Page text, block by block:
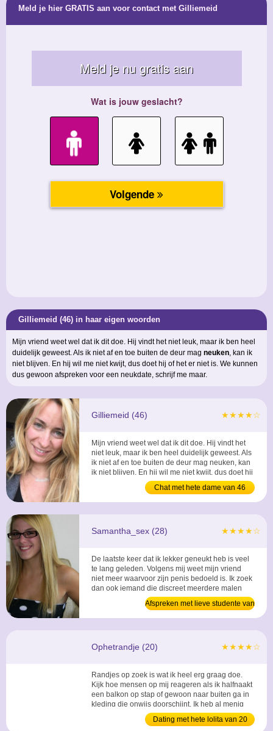
Meld je hier GRATIS aan voor contact met Gilliemeid
Gilliemeid (46) in haar eigen woorden
Mijn vriend weet wel dat ik dit doe. Hij vindt het niet leuk, maar ik ben heel
duidelijk geweest. Als ik niet af en toe buiten de deur mag neuken, kan ik
niet blijven. En hij wil me niet kwijt, dus doet hij of het er niet is. We kunnen
dus gewoon afspreken voor een neukdate, schrijf me maar.
★★★★☆
Gilliemeid (46)
Mijn vriend weet wel dat ik dit doe. Hij vindt het
niet leuk, maar ik ben heel duidelijk geweest. Als
ik niet af en toe buiten de deur mag neuken, kan
ik niet blijven. En hij wil me niet kwijt, dus doet hij
of het er niet is. We kunnen dus gewoon
afspreken voor een neukdate, schrijf me maar. ...
Chat met hete dame van 46
★★★★☆
Samantha_sex (28)
De laatste keer dat ik lekker geneukt heb is veel
te lang geleden. Volgens mij weet mijn vriend
niet meer waarvoor zijn penis bedoeld is. Ik zoek
dan ook iemand die discreet meerdere malen
met mij wil neuken. ...
Afspreken met lieve studente van
28
★★★★☆
Ophetrandje (20)
Randjes op zoek is wat ik heel erg graag doe.
Kijk hoe mensen op mij reageren als ik halfnaakt
een balkon op stap of gewoon naar buiten ga in
kleding die onwijs doorschijnt. Ik heb al menig
man een stijve pik zien krijgen en horen vragen
of dat ze me ter plekke mochten neuken. ...
Dating met hete lolita van 20